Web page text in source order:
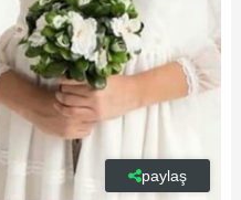
paylaş